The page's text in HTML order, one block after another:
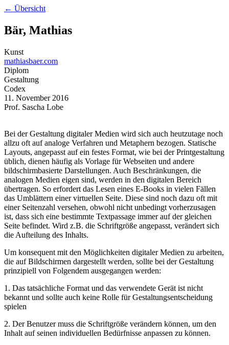
← Übersicht
Bär, Mathias
Kunst
mathiasbaer.com
Diplom
Gestaltung
Codex
11. November 2016
Prof. Sascha Lobe
Bei der Gestaltung digitaler Medien wird sich auch heutzutage noch
allzu oft auf analoge Verfahren und Metaphern bezogen. Statische
Layouts, angepasst auf ein festes Format, wie bei der Printgestaltung
üblich, dienen häufig als Vorlage für Webseiten und andere
bildschirmbasierte Darstellungen. Auch Beschränkungen, die
analogen Medien eigen sind, werden in den digitalen Bereich
übertragen. So erfordert das Lesen eines E-Books in vielen Fällen
das Umblättern einer virtuellen Seite. Diese sind noch dazu oft mit
einer Seitenzahl versehen, obwohl nicht unbedingt vorherzusagen
ist, dass sich eine bestimmte Textpassage immer auf der gleichen
Seite befindet. Wird z.B. die Schriftgröße angepasst, verändert sich
die Aufteilung des Inhalts.
Um konsequent mit den Möglichkeiten digitaler Medien zu arbeiten,
die auf Bildschirmen dargestellt werden, sollte bei der Gestaltung
prinzipiell von Folgendem ausgegangen werden:
1. Das tatsächliche Format und das verwendete Gerät ist nicht
bekannt und sollte auch keine Rolle für Gestaltungsentscheidung
spielen
2. Der Benutzer muss die Schriftgröße verändern können, um den
Inhalt auf seinen individuellen Bedürfnisse anpassen zu können.